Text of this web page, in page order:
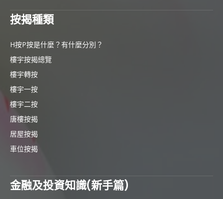
按揭種類
H按P按是什麼？有什麼分別？
樓宇按揭總覽
樓宇轉按
樓宇一按
樓宇二按
唐樓按揭
居屋按揭
車位按揭
金融及投資知識(新手篇)